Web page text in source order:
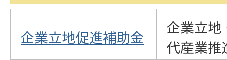
企業立地促進補助金
企業立地
代産業推